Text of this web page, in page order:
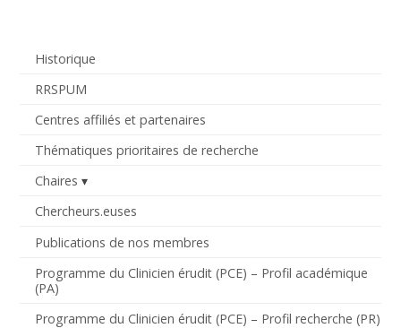
Historique
RRSPUM
Centres affiliés et partenaires
Thématiques prioritaires de recherche
Chaires
Chercheurs.euses
Publications de nos membres
Programme du Clinicien érudit (PCE) – Profil académique
(PA)
Programme du Clinicien érudit (PCE) – Profil recherche (PR)